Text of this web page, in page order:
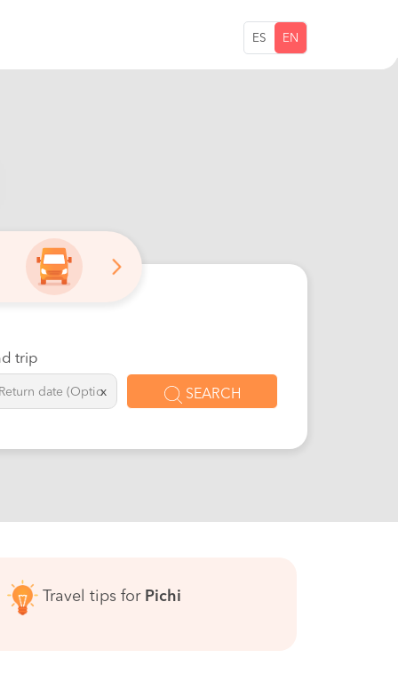
ES EN
trip
x SEARCH
Travel tips for Pichi